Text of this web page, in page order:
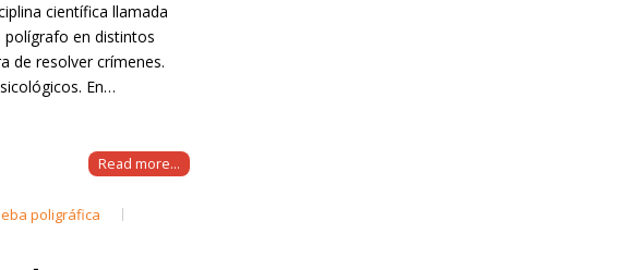
científica llamada
polígrafo en distintos
de resolver crímenes.
En…
Read more...
poligráfica